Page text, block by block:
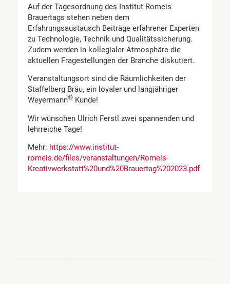
Auf der Tagesordnung des Institut Romeis
Brauertags stehen neben dem
Erfahrungsaustausch Beiträge erfahrener Experten
zu Technologie, Technik und Qualitätssicherung.
Zudem werden in kollegialer Atmosphäre die
aktuellen Fragestellungen der Branche diskutiert.
Veranstaltungsort sind die Räumlichkeiten der
Staffelberg Bräu, ein loyaler und langjähriger
Weyermann®Kunde!
Wir wünschen Ulrich Ferstl zwei spannenden und
lehrreiche Tage!
Mehr: https://www.institut-
romeis.de/files/veranstaltungen/Romeis-
Kreativwerkstatt%20und%20Brauertag%202023.pdf